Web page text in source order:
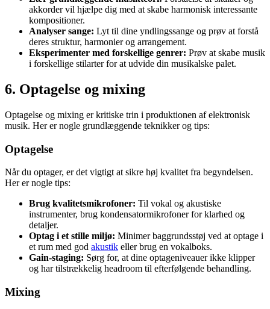
akkorder vil hjælpe dig med at skabe harmonisk interessante
kompositioner.
Analyser sange: Lyt til dine yndlingssange og prøv at forstå
deres struktur, harmonier og arrangement.
Eksperimenter med forskellige genrer: Prøv at skabe musik
i forskellige stilarter for at udvide din musikalske palet.
6. Optagelse og mixing
Optagelse og mixing er kritiske trin i produktionen af elektronisk
musik. Her er nogle grundlæggende teknikker og tips:
Optagelse
Når du optager, er det vigtigt at sikre høj kvalitet fra begyndelsen.
Her er nogle tips:
Brug kvalitetsmikrofoner: Til vokal og akustiske
instrumenter, brug kondensatormikrofoner for klarhed og
detaljer.
Optag i et stille miljø: Minimer baggrundsstøj ved at optage i
et rum med god akustik eller brug en vokalboks.
Gain-staging: Sørg for, at dine optageniveauer ikke klipper
og har tilstrækkelig headroom til efterfølgende behandling.
Mixing